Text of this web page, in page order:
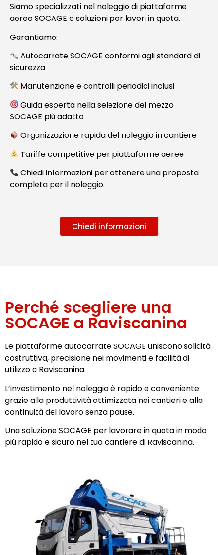
Siamo specializzati nel noleggio di piattaforme
aeree SOCAGE e soluzioni per lavori in quota.
Garantiamo:
Autocarrate SOCAGE conformi agli standard di
sicurezza
Manutenzione e controlli periodici inclusi
Guida esperta nella selezione del mezzo
SOCAGE più adatto
Organizzazione rapida del noleggio in cantiere
Tariffe competitive per piattaforme aeree
Chiedi informazioni per ottenere una proposta
completa per il noleggio.
Chiedi informazioni
Perché scegliere una
SOCAGE a Raviscanina
Le piattaforme autocarrate SOCAGE uniscono solidità
costruttiva, precisione nei movimenti e facilità di
utilizzo a Raviscanina.
L’investimento nel noleggio è rapido e conveniente
grazie alla produttività ottimizzata nei cantieri e alla
continuità del lavoro senza pause.
Una soluzione SOCAGE per lavorare in quota in modo
più rapido e sicuro nel tuo cantiere di Raviscanina.